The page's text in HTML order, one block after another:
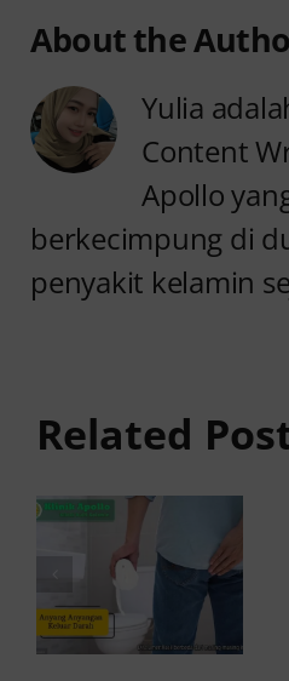
About the
Yulia
Content
Apollo
berkecimpung di
penyakit kelamin
Related
Anyang
Darah:
Penyebab
dan Kapan
ke Dokter